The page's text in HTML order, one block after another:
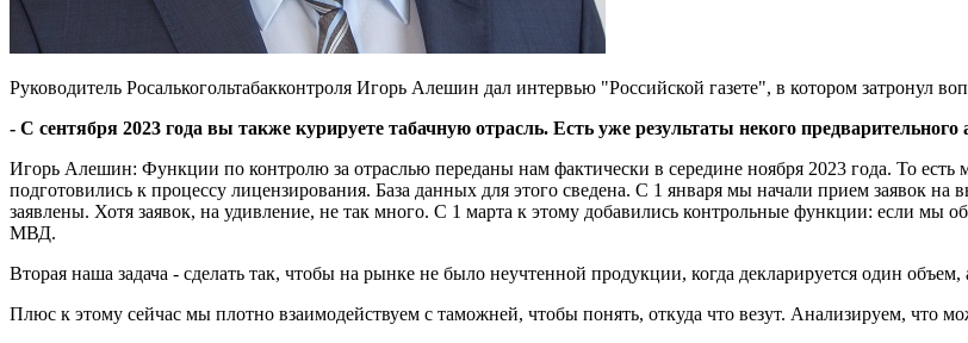
Руководитель Росалькогольтабакконтроля Игорь Алешин дал интервью "Российской газете", в котором затронул
- С сентября 2023 года вы также курируете табачную отрасль. Есть уже результаты некого предварительного
Игорь Алешин: Функции по контролю за отраслью переданы нам фактически в середине ноября 2023 года. То
подготовились к процессу лицензирования. База данных для этого сведена. С 1 января мы начали прием заявок
заявлены. Хотя заявок, на удивление, не так много. С 1 марта к этому добавились контрольные функции: если мы
МВД.
Вторая наша задача - сделать так, чтобы на рынке не было неучтенной продукции, когда декларируется один
Плюс к этому сейчас мы плотно взаимодействуем с таможней, чтобы понять, откуда что везут. Анализируем, что